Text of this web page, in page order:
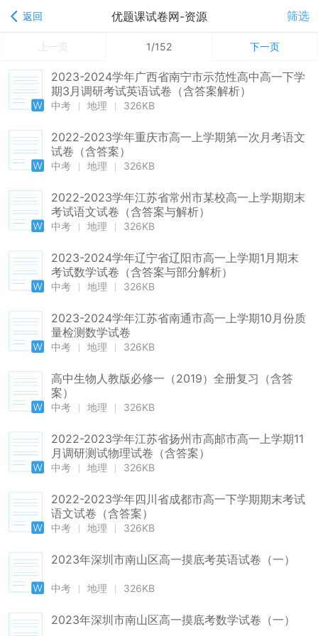
返回 优题课试卷网-资源 筛选
上一页 1/152 下一页
2023-2024学年广西省南宁市示范性高中高一下学
期3月调研考试英语试卷（含答案解析）
中考 地理 326KB
2022-2023学年重庆市高一上学期第一次月考语文
试卷（含答案）
中考 地理 326KB
2022-2023学年江苏省常州市某校高一上学期期末
考试语文试卷（含答案与解析）
中考 地理 326KB
2023-2024学年辽宁省辽阳市高一上学期1月期末
考试数学试卷（含答案与部分解析）
中考 地理 326KB
2023-2024学年江苏省南通市高一上学期10月份质
量检测数学试卷
中考 地理 326KB
高中生物人教版必修一（2019）全册复习（含答
案）
中考 地理 326KB
2022-2023学年江苏省扬州市高邮市高一上学期11
月调研测试物理试卷（含答案）
中考 地理 326KB
2022-2023学年四川省成都市高一下学期期末考试
语文试卷（含答案）
中考 地理 326KB
2023年深圳市南山区高一摸底考英语试卷（一）
中考 地理 326KB
2023年深圳市南山区高一摸底考数学试卷（一）